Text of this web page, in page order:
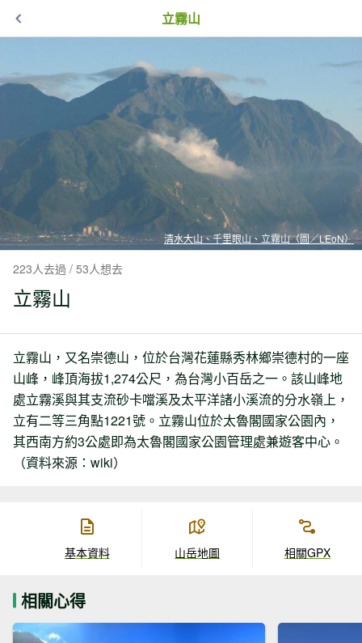
立霧山
清水大山、千里眼山、立霧山（圖／LEoN）
223人去過 / 53人想去
立霧山
立霧山，又名崇德山，位於台灣花蓮縣秀林鄉崇德村的一座
山峰，峰頂海拔1,274公尺，為台灣小百岳之一。該山峰地
處立霧溪與其支流砂卡噹溪及太平洋諸小溪流的分水嶺上，
立有二等三角點1221號。立霧山位於太魯閣國家公園內，
其西南方約3公處即為太魯閣國家公園管理處兼遊客中心。
（資料來源：wiki）
基本資料 山岳地圖 相關GPX
相關心得